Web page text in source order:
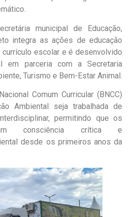
municipal de Educação,
integra as ações de educação
escolar e é desenvolvido
em parceria com a Secretaria
Turismo e Bem-Estar Animal.
Comum Curricular (BNCC)
Ambiental seja trabalhada de
permitindo que os
consciência crítica e
desde os primeiros anos da